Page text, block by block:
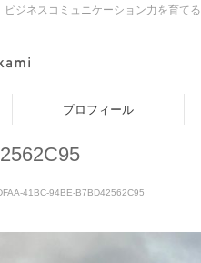
ジネスコミュニケーション力を育て
プロフィール
41BC-94BE-B7BD42562C95